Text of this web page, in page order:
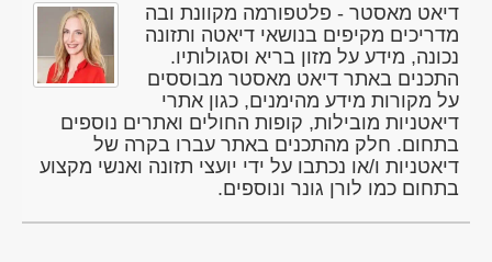
דיאט מאסטר - פלטפורמה מקוונת ובה
מדריכים מקיפים בנושאי דיאטה ותזונה
נכונה, מידע על מזון בריא וסגולותיו.
התכנים באתר דיאט מאסטר מבוססים
על מקורות מידע מהימנים, כגון אתרי
דיאטניות מובילות, קופות החולים ואתרים נוספים
בתחום. חלק מהתכנים באתר עברו בקרה של
דיאטניות ו/או נכתבו על ידי יועצי תזונה ואנשי מקצוע
בתחום כמו לורן גונר ונוספים.